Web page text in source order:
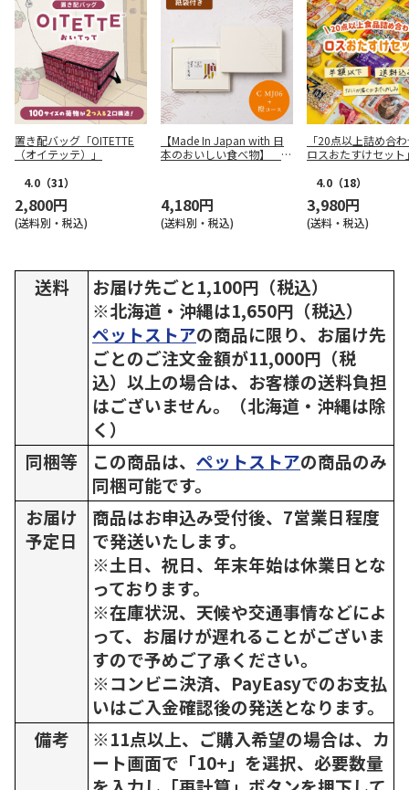
置き配バッグ「OITETTE
（オイテッテ）」
4.0 （31）
2,800円
(送料別・税込)
【Made In Japan with 日
本のおいしい食べ物】 カ
4,180円
(送料別・税込)
「20点以上詰め合
ロスおたすけセット
4.0 （18）
3,980円
(送料・税込)
送料
お届け先ごと1,100円（税込）
※北海道・沖縄は1,650円（税込）
ペットストアの商品に限り、お届け先
ごとのご注文金額が11,000円（税
込）以上の場合は、お客様の送料負担
はございません。（北海道・沖縄は除
く）
同梱等
この商品は、 ペットストアの商品のみ
同梱可能です。
お届け
予定日
商品はお申込み受付後、7営業日程度
で発送いたします。
※土日、祝日、年末年始は休業日とな
っております。
※在庫状況、天候や交通事情などによ
って、お届けが遅れることがございま
すので予めご了承ください。
※コンビニ決済、PayEasyでのお支払
いはご入金確認後の発送となります。
備考
※11点以上、ご購入希望の場合は、カ
ート画面で「10+」を選択、必要数量